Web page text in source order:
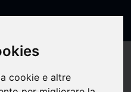
cookie e altrenon